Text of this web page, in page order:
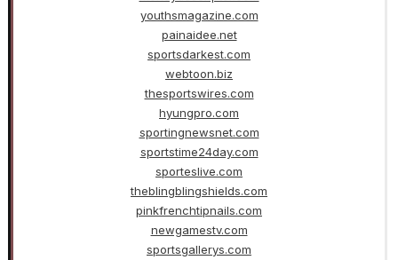
youthsmagazine.com
painaidee.net
sportsdarkest.com
webtoon.biz
thesportswires.com
hyungpro.com
sportingnewsnet.com
sportstime24day.com
sporteslive.com
theblingblingshields.com
pinkfrenchtipnails.com
newgamestv.com
sportsgallerys.com